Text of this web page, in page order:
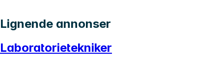
Lignende annonser
Laboratorietekniker